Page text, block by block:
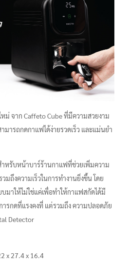
ม่ จาก Caffeto Cube ที่มีความสวยงาม
ารถกดกาแฟได้ง่ายรวดเร็ว และแม่นยำ
หรับหน้าบาร์ร้านกาแฟที่ช่วยเพิ่มความ
มถึงความเร็วในการทำงานยิ่งขึ้น โดย
มาให้ไม่ใช่แค่เพื่อทำให้กาแฟสกัดได้มี
รกดที่แรงคงที่ แต่รวมถึง ความปลอดภัย
Detector
x 27.4 x 16.4